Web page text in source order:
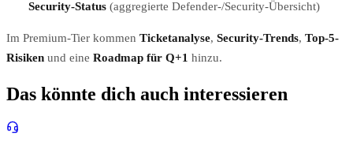
Security-Status (aggregierte Defender-/Security-Übersicht)
Im Premium-Tier kommen Ticketanalyse, Security-Trends, Top-5-
Risiken und eine Roadmap für Q+1 hinzu.
Das könnte dich auch interessieren